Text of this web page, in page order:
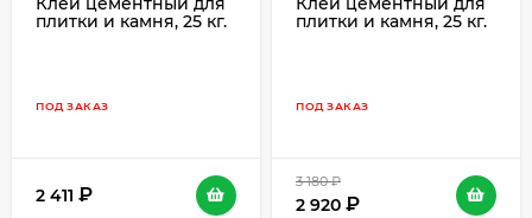
плитки и камня, 25 кг.
ПОД ЗАКАЗ
2 411
плитки и камня, 25 кг.
ПОД ЗАКАЗ
3 180
2 920